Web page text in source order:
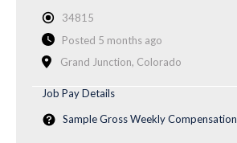
34815
Posted 5 months ago
Grand Junction, Colorado
Job Pay Details
Sample Gross Weekly Compensation